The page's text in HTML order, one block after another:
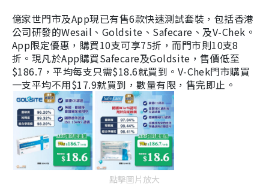
億家世門市及App現已有售6款快速測試套裝，包括香港
公司研發的Wesail、Goldsite、Safecare、及V-Chek。
App限定優惠，購買10支可享75折，而門市則10支8
折。現凡於App購買Safecare及Goldsite，售價低至
$186.7，平均每支只需$18.6就買到。V-Chek門市購買
一支平均不用$17.9就買到，數量有限，售完即止。
點擊圖片放大